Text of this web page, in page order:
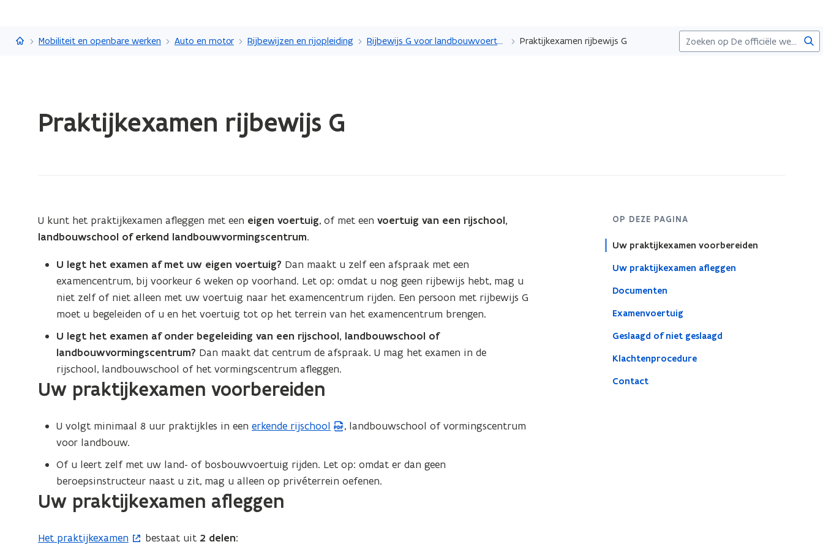
en
Vlaanderen.be
Mobiliteit en openbare werken Auto en motor Rijbewijzen en rijopleiding Rijbewijs G voor landbouwvoertuigen Praktijkexamen rijbewijs G
laden.
Praktijkexamen
rijbewijs
Praktijkexamen rijbewijs G
OP DEZE PAGINA
Uw praktijkexamen voorbereiden
Uw praktijkexamen afleggen
Documenten
Examenvoertuig
Geslaagd of niet geslaagd
Klachtenprocedure
Contact
U kunt het praktijkexamen afleggen met een eigen voertuig, of met eenvoertuig van een rijschool,
landbouwschool of erkend landbouwvormingscentrum.
U legt het examen af met uw eigen voertuig? Dan maakt u zelf een afspraak met een
examencentrum, bij voorkeur 6 weken op voorhand. Let op: omdat u nog geen rijbewijs hebt, mag u
niet zelf of niet alleen met uw voertuig naar het examencentrum rijden. Een persoon met rijbewijs G
moet u begeleiden of u en het voertuig tot op het terrein van het examencentrum brengen.
U legt het examen af onder begeleiding van een rijschool, landbouwschool of
landbouwvormingscentrum? Dan maakt dat centrum de afspraak. U mag het examen in de
rijschool, landbouwschool of het vormingscentrum afleggen.
Uw praktijkexamen voorbereiden
U volgt minimaal 8 uur praktijkles in eenerkende rijschool
(
D
F
e
, landbouwschool of vormingscentrum
voor landbouw.
Of u leert zelf met uw land- of bosbouwvoertuig rijden. Let op: omdat er dan geen
beroepsinstructeur naast u zit, mag u alleen op privéterrein oefenen.
Uw praktijkexamen afleggen
Het praktijkexamen
(
bestaat uit 2 delen: